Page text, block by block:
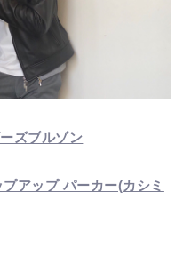
ズブルゾン
アップ パーカー(カシミ